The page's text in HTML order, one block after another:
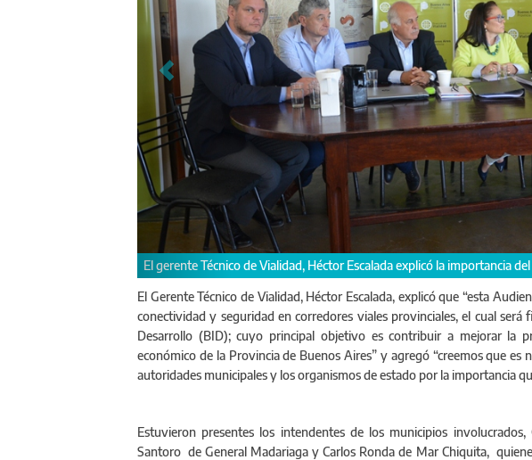
Participaron los intendentes de Mar Chiquita, Villa gesell y
El Gerente Técnico de Vialidad, Héctor Escalada, explicó que “esta
conectividad y seguridad en corredores viales provinciales, el cual
Desarrollo (BID); cuyo principal objetivo es contribuir a mejorar la
económico de la Provincia de Buenos Aires” y agregó “creemos que es
autoridades municipales y los organismos de estado por la importancia
Estuvieron presentes los intendentes de los municipios
Santoro de General Madariaga y Carlos Ronda de Mar Chiquita,